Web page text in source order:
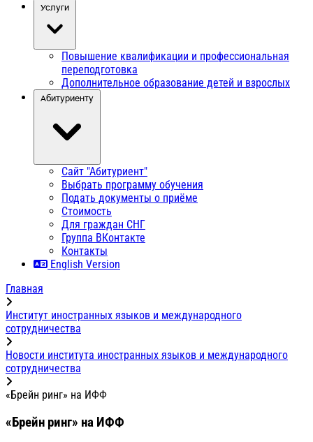
Услуги
Повышение квалификации и профессиональная
переподготовка
Дополнительное образование детей и взрослых
Абитуриенту
Сайт "Абитуриент"
Выбрать программу обучения
Подать документы о приёме
Стоимость
Для граждан СНГ
Группа ВКонтакте
Контакты
English Version
Главная
Институт иностранных языков и международного
сотрудничества
Новости института иностранных языков и международного
сотрудничества
«Брейн ринг» на ИФФ
«Брейн ринг» на ИФФ